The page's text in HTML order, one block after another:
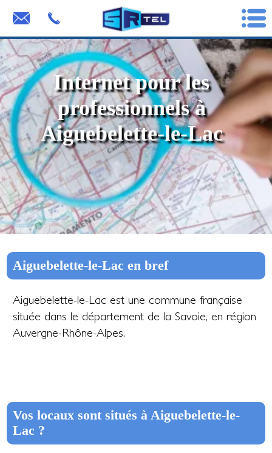
Internet pour les
professionnels à
Aiguebelette-le-Lac
Aiguebelette-le-Lac en bref
Aiguebelette-le-Lac est une commune française
située dans le département de la Savoie, en région
Auvergne-Rhône-Alpes.
Vos locaux sont situés à Aiguebelette-le-
Lac ?